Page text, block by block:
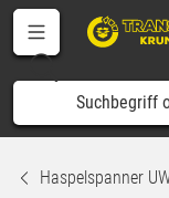
Haspelspanner